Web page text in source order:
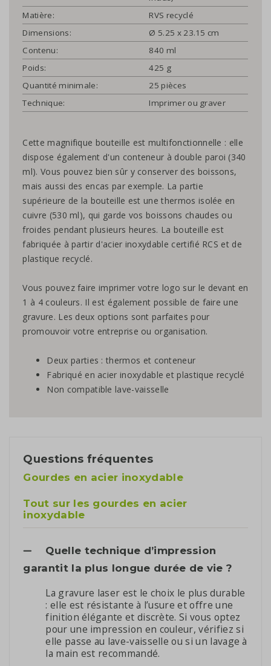
Matière:
RVS recyclé
Dimensions:
Ø 5.25 x 23.15 cm
Contenu:
840 ml
Poids:
425 g
Quantité minimale:
25 pièces
Technique:
Imprimer ou graver
Cette magnifique bouteille est multifonctionnelle : elle
dispose également d'un conteneur à double paroi (340
ml). Vous pouvez bien sûr y conserver des boissons,
mais aussi des encas par exemple. La partie
supérieure de la bouteille est une thermos isolée en
cuivre (530 ml), qui garde vos boissons chaudes ou
froides pendant plusieurs heures. La bouteille est
fabriquée à partir d'acier inoxydable certifié RCS et de
plastique recyclé.
Vous pouvez faire imprimer votre logo sur le devant en
1 à 4 couleurs. Il est également possible de faire une
gravure. Les deux options sont parfaites pour
promouvoir votre entreprise ou organisation.
Deux parties : thermos et conteneur
Fabriqué en acier inoxydable et plastique recyclé
Non compatible lave-vaisselle
Questions fréquentes
Gourdes en acier inoxydable
Tout sur les gourdes en acier
inoxydable
Quelle technique d’impression
garantit la plus longue durée de vie ?
La gravure laser est le choix le plus durable
: elle est résistante à l’usure et offre une
finition élégante et discrète. Si vous optez
pour une impression en couleur, vérifiez si
elle passe au lave-vaisselle ou si un lavage à
la main est recommandé.